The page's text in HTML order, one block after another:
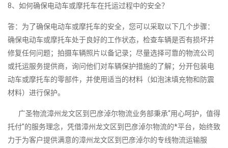
8、如何确保电动车或摩托车在托运过程中的安全？
答：为了确保电动车或摩托车的安全，您可以采取以下几个步骤：
确保电动车或摩托车处于良好的工作状态，检查车辆是否有损坏并
修复任何问题；拍摄车辆照片以备记录；尽量选择可靠的物流公司
或托运服务提供商，询问他们对车辆保护措施的了解；分开包装电
动车或摩托车的零部件，并使用适当的材料（如泡沫填充物和防震
材料）进行保护。
广圣物流漳州龙文区到巴彦淖尔物流业务部秉承“用心呵护，值得
托付”的服务理念，凭借漳州龙文区到巴彦淖尔物流的*平台，始终致
力于为客户提供满意的漳州龙文区到巴彦淖尔的专线物流运输服